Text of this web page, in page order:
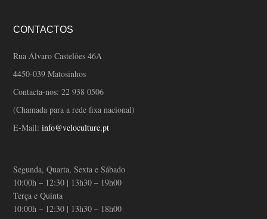
CONTACTOS
Rua Álvaro Castelões 46A
4450-039 Matosinhos
Contacta-nos:22 938 0506
(Chamada para a rede fixa nacional)
E-Mail:info@veloculture.pt
Segunda, Quarta, Sexta e Sábado
10:00h – 12:30 | 13h30 – 19h00
Terça e Quinta
10:00h – 12:30 | 13h30 – 18h00